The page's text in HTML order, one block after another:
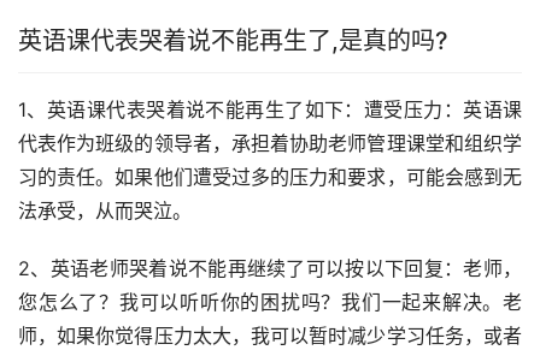
英语课代表哭着说不能再生了,是真的吗?
1、英语课代表哭着说不能再生了如下：遭受压力：英语课
代表作为班级的领导者，承担着协助老师管理课堂和组织学
习的责任。如果他们遭受过多的压力和要求，可能会感到无
法承受，从而哭泣。
2、英语老师哭着说不能再继续了可以按以下回复：老师，
您怎么了？我可以听听你的困扰吗？我们一起来解决。老
师，如果你觉得压力太大，我可以暂时减少学习任务，或者